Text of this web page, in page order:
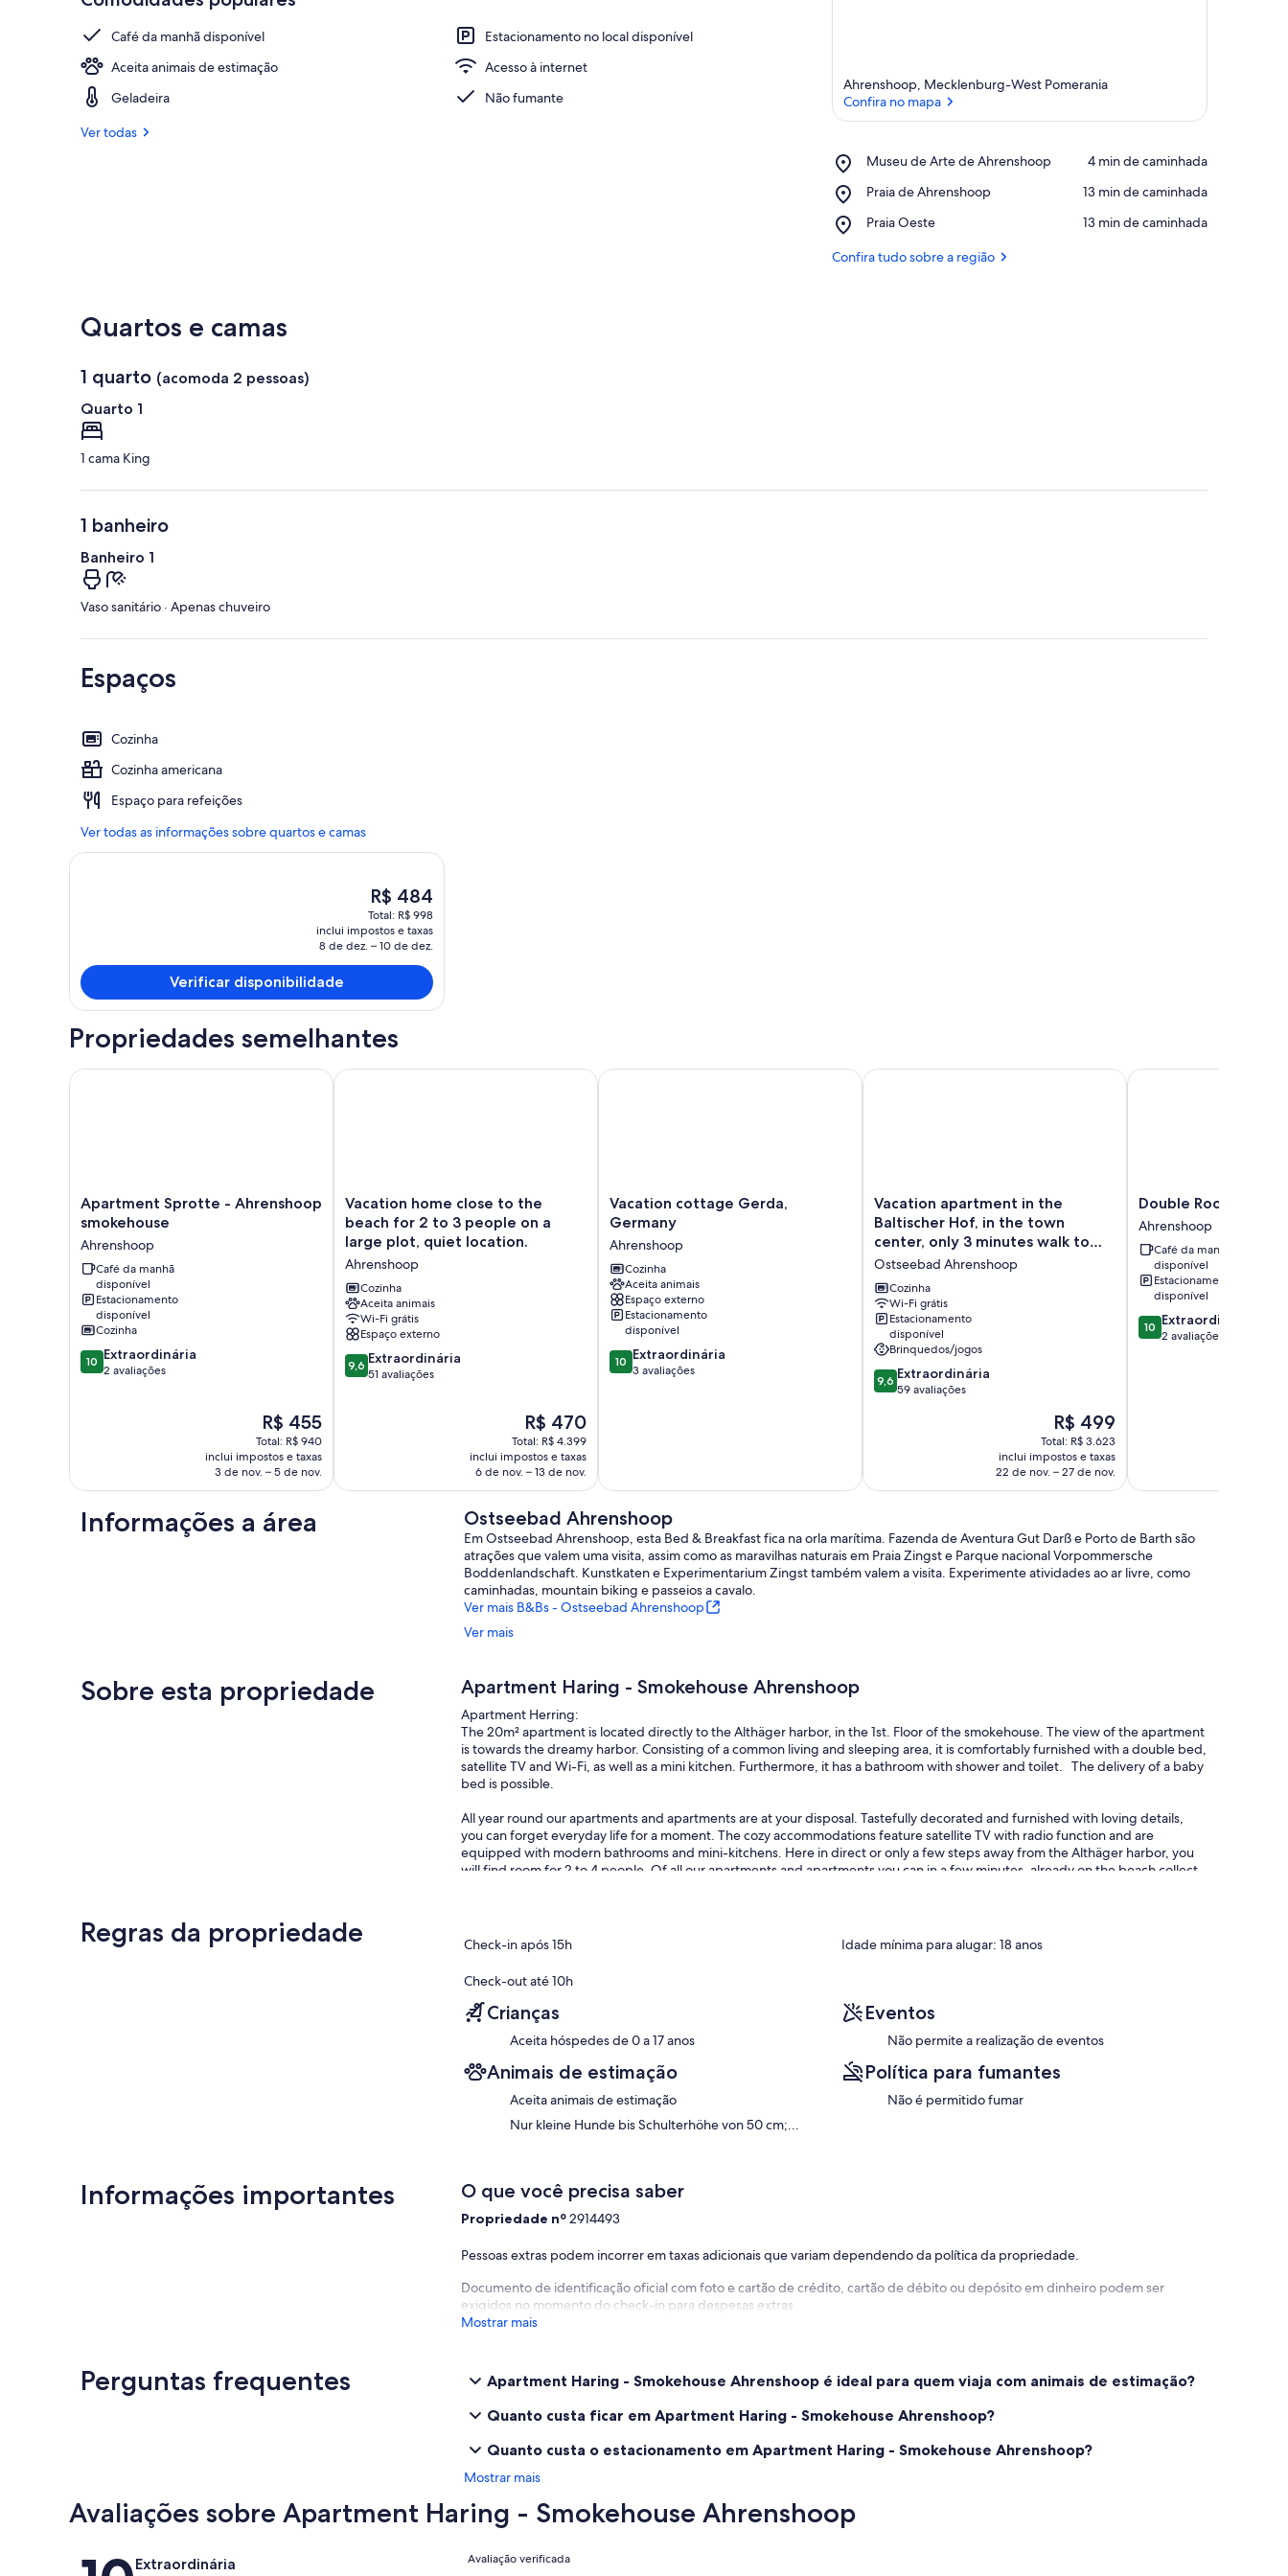
Café da manhã disponível
Estacionamento no local disponível
Aceita animais de estimação
Acesso à internet
Geladeira
Não fumante
Ver todas
Ahrenshoop, Mecklenburg-West Pomerania
Confira no mapa
Museu de Arte de Ahrenshoop
Place,
de
de
‪4 min de caminhada‬
Praia de Ahrenshoop
Place,
de
‪13 min de caminhada‬
Praia Oeste
Place,
Oeste
‪13 min de caminhada‬
Confira tudo sobre a região
Quartos e camas
1 quarto (acomoda 2 pessoas)
Quarto 1
1 cama King
1 banheiro
Banheiro 1
Vaso sanitário · Apenas chuveiro
Espaços
Cozinha
Cozinha americana
Espaço para refeições
Ver todas as informações sobre quartos e camas
O
preço
atual
é
R$ 484
R$ 484
Total: R$ 998
inclui impostos e taxas
8 de dez. – 10 de dez.
Verificar disponibilidade
Propriedades semelhantes
Apartment
Sprotte
Ahrenshoop
smokehouse
Ahrenshoop
Apartment Sprotte - Ahrenshoop
smokehouse
Ahrenshoop
Café da manhã
disponível
Estacionamento
disponível
Cozinha
10.0
de
10 Extraordinária
2 avaliações
O
preço
é
de
R$ 455
R$ 455
Total: R$ 940
inclui impostos e taxas
3 de nov. – 5 de nov.
Apartment Sprotte - Ahrenshoop smokehouse
Vacation
home
close
the
beach
for
2
to
3
people
Ahrenshoop
Vacation home close to the
beach for 2 to 3 people on a
large plot, quiet location.
Ahrenshoop
Cozinha
Aceita animais
Wi-Fi grátis
Espaço externo
9.6
de
9,6 Extraordinária
51 avaliações
O
preço
é
de
R$ 470
R$ 470
Total: R$ 4.399
inclui impostos e taxas
6 de nov. – 13 de nov.
Vacation home close to the beach for 2 to 3 people on a large plot, quiet location.
Vacation
cottage
Germany
Ahrenshoop
Vacation cottage Gerda,
Germany
Ahrenshoop
Cozinha
Aceita animais
Espaço externo
Estacionamento
disponível
10.0
de
10 Extraordinária
3 avaliações
Vacation cottage Gerda, Germany
Vacation
apartment
in
Baltischer
Hof,
in
the
town
center,
only
3
Ostseebad
Vacation apartment in the
Baltischer Hof, in the town
center, only 3 minutes walk to
the beach
Ostseebad Ahrenshoop
Cozinha
Wi-Fi grátis
Estacionamento
disponível
Brinquedos/jogos
9.6
de
9,6 Extraordinária
59 avaliações
O
preço
é
de
R$ 499
R$ 499
Total: R$ 3.623
inclui impostos e taxas
22 de nov. – 27 de nov.
Vacation apartment in the Baltischer Hof, in the town
Double
Room
-
Pension
Brilke
Ahrenshoop
Double Room -
Ahrenshoop
Café da manhã
disponível
Estacionamento
disponível
10.0
de
10 Extraordinária
2 avaliações
Double Room -
Informações a área Ostseebad Ahrenshoop
Em Ostseebad Ahrenshoop, esta Bed & Breakfast fica na orla marítima. Fazenda de Aventura Gut Darß e Porto de Barth são
atrações que valem uma visita, assim como as maravilhas naturais em Praia Zingst e Parque nacional Vorpommersche
Boddenlandschaft. Kunstkaten e Experimentarium Zingst também valem a visita. Experimente atividades ao ar livre, como
caminhadas, mountain biking e passeios a cavalo.
Ver mais B&Bs - Ostseebad Ahrenshoop
Ver mais
Sobre esta propriedade Apartment Haring - Smokehouse Ahrenshoop
Apartment Herring:
The 20m² apartment is located directly to the Althäger harbor, in the 1st. Floor of the smokehouse. The view of the apartment
is towards the dreamy harbor. Consisting of a common living and sleeping area, it is comfortably furnished with a double bed,
satellite TV and Wi-Fi, as well as a mini kitchen. Furthermore, it has a bathroom with shower and toilet. The delivery of a baby
bed is possible.
All year round our apartments and apartments are at your disposal. Tastefully decorated and furnished with loving details,
you can forget everyday life for a moment. The cozy accommodations feature satellite TV with radio function and are
equipped with modern bathrooms and mini-kitchens. Here in direct or only a few steps away from the Althäger harbor, you
will find room for 2 to 4 people. Of all our apartments and apartments you can in a few minutes, already on the beach collect
Regras da propriedade Check-in após 15h Idade mínima para alugar: 18 anos
Check-out até 10h
Crianças
Aceita hóspedes de 0 a 17 anos
Eventos
Não permite a realização de eventos
Animais de estimação
Aceita animais de estimação
Nur kleine Hunde bis Schulterhöhe von 50 cm;...
Política para fumantes
Não é permitido fumar
Informações importantes O que você precisa saber
Propriedade nº2914493
Pessoas extras podem incorrer em taxas adicionais que variam dependendo da política da propriedade.
Documento de identificação oficial com foto e cartão de crédito, cartão de débito ou depósito em dinheiro podem ser
exigidos no momento do check-in para despesas extras.
Mostrar mais
Perguntas frequentes
Apartment Haring - Smokehouse Ahrenshoop é ideal para quem viaja com animais de estimação?
Quanto custa ficar em Apartment Haring - Smokehouse Ahrenshoop?
Quanto custa o estacionamento em Apartment Haring - Smokehouse Ahrenshoop?
Mostrar mais
Avaliações sobre Apartment Haring - Smokehouse Ahrenshoop
AvaliaçõesExtraordinária Avaliações
Avaliação verificada